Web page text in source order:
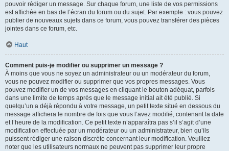
pouvoir rédiger un message. Sur chaque forum, une liste de vos permissions
est affichée en bas de l’écran du forum ou du sujet. Par exemple : vous pouvez
publier de nouveaux sujets dans ce forum, vous pouvez transférer des pièces
jointes dans ce forum, etc.
Haut
Comment puis-je modifier ou supprimer un message ?
À moins que vous ne soyez un administrateur ou un modérateur du forum,
vous ne pouvez modifier ou supprimer que vos propres messages. Vous
pouvez modifier un de vos messages en cliquant le bouton adéquat, parfois
dans une limite de temps après que le message initial ait été publié. Si
quelqu’un a déjà répondu à votre message, un petit texte situé en dessous du
message affichera le nombre de fois que vous l’avez modifié, contenant la date
et l’heure de la modification. Ce petit texte n’apparaîtra pas s’il s’agit d’une
modification effectuée par un modérateur ou un administrateur, bien qu’ils
puissent rédiger une raison discrète concernant leur modification. Veuillez
noter que les utilisateurs normaux ne peuvent pas supprimer leur propre